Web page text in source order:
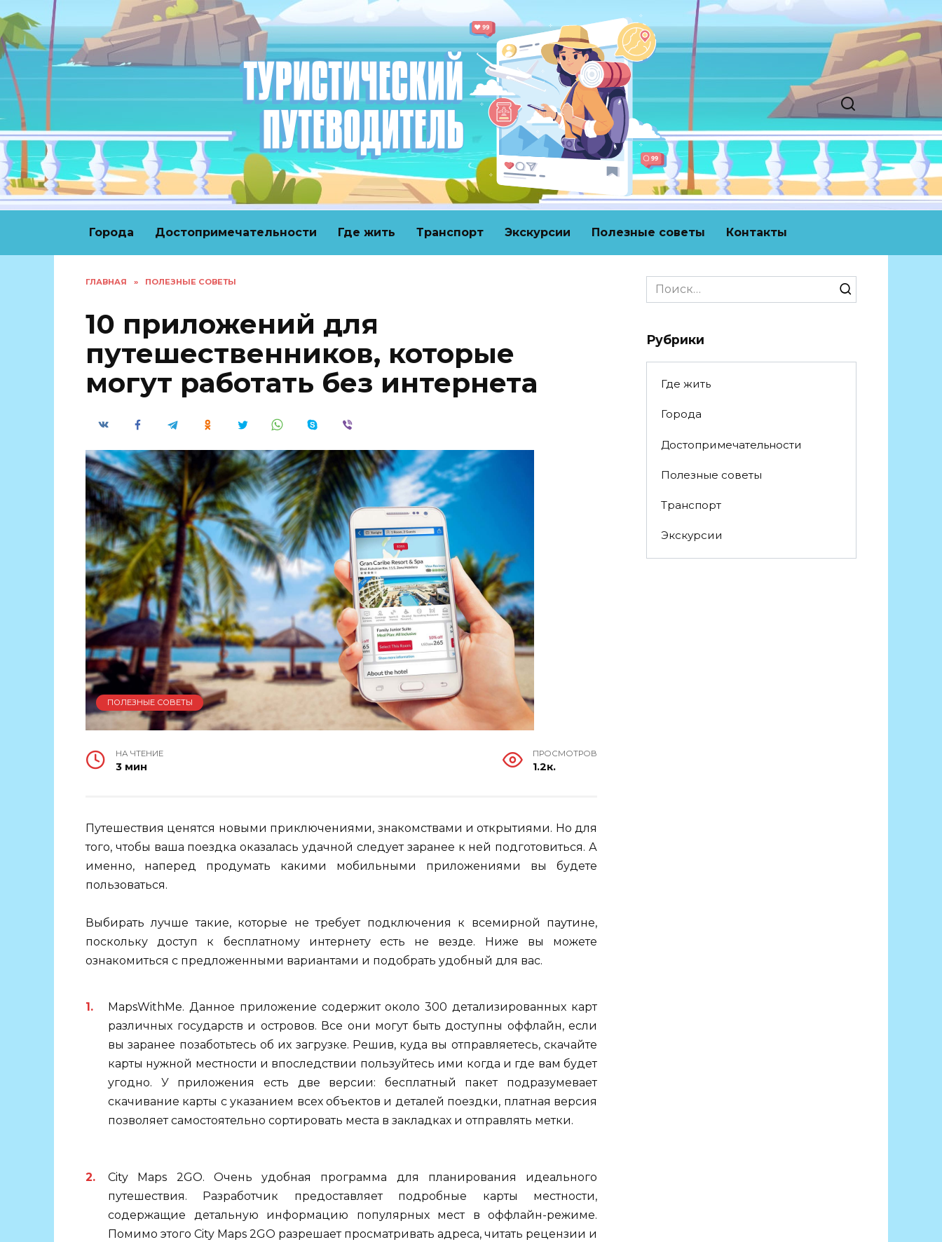
к
содержанию
Города Достопримечательности Где жить Транспорт Экскурсии Полезные советы Контакты
ГЛАВНАЯ » ПОЛЕЗНЫЕ СОВЕТЫ
10 приложений для
путешественников, которые
могут работать без интернета
ПОЛЕЗНЫЕ СОВЕТЫ
НА ЧТЕНИЕ
3 мин
ПРОСМОТРОВ
1.2к.
Путешествия ценятся новыми приключениями, знакомствами и открытиями. Но для
того, чтобы ваша поездка оказалась удачной следует заранее к ней подготовиться. А
именно, наперед продумать какими мобильными приложениями вы будете
пользоваться.
Выбирать лучше такие, которые не требует подключения к всемирной паутине,
поскольку доступ к бесплатному интернету есть не везде. Ниже вы можете
ознакомиться с предложенными вариантами и подобрать удобный для вас.
MapsWithMe. Данное приложение содержит около 300 детализированных карт
различных государств и островов. Все они могут быть доступны оффлайн, если
вы заранее позаботьтесь об их загрузке. Решив, куда вы отправляетесь, скачайте
карты нужной местности и впоследствии пользуйтесь ими когда и где вам будет
угодно. У приложения есть две версии: бесплатный пакет подразумевает
скачивание карты с указанием всех объектов и деталей поездки, платная версия
позволяет самостоятельно сортировать места в закладках и отправлять метки.
City Maps 2GO. Очень удобная программа для планирования идеального
путешествия. Разработчик предоставляет подробные карты местности,
содержащие детальную информацию популярных мест в оффлайн-режиме.
Помимо этого City Maps 2GO разрешает просматривать адреса, читать рецензии и
Search
for:
Рубрики
Где жить
Города
Достопримечательности
Полезные советы
Транспорт
Экскурсии